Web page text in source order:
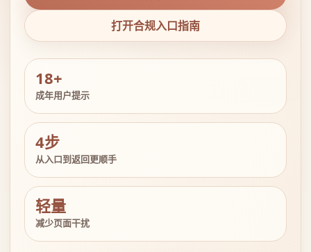
打开合规入口指南
18+
成年用户提示
4步
从入口到返回更顺手
轻量
减少页面干扰